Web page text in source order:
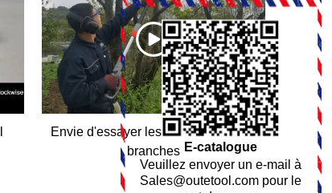
Envie d'essayer les boutures hautes
branches E-catalogue
Veuillez envoyer un e-mail à
Sales@outetool.com pour le